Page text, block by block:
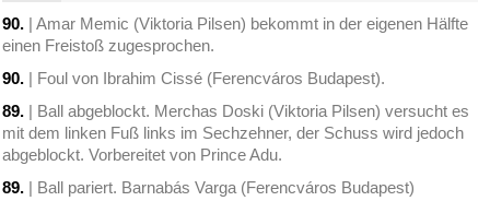
90. | Amar Memic (Viktoria Pilsen) bekommt in der eigenen Hälfte
einen Freistoß zugesprochen.
90. | Foul von Ibrahim Cissé (Ferencváros Budapest).
89. | Ball abgeblockt. Merchas Doski (Viktoria Pilsen) versucht es
mit dem linken Fuß links im Sechzehner, der Schuss wird jedoch
abgeblockt. Vorbereitet von Prince Adu.
89. | Ball pariert. Barnabás Varga (Ferencváros Budapest)